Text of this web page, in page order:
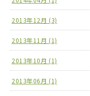
2013年12月 (3)
2013年11月 (1)
2013年10月 (1)
2013年06月 (1)